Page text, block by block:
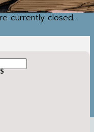
currently closed.